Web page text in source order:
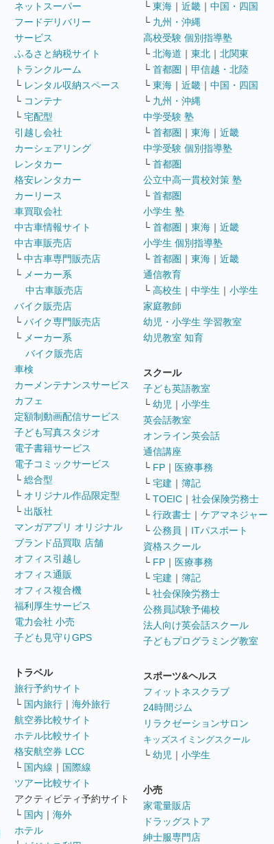
ネットスーパー
フードデリバリー
サービス
ふるさと納税サイト
トランクルーム
└ レンタル収納スペース
└ コンテナ
└ 宅配型
引越し会社
カーシェアリング
レンタカー
格安レンタカー
カーリース
車買取会社
中古車情報サイト
中古車販売店
└ 中古車専門販売店
└ メーカー系
中古車販売店
バイク販売店
└ バイク専門販売店
└ メーカー系
バイク販売店
車検
カーメンテナンスサービス
カフェ
定額制動画配信サービス
子ども写真スタジオ
電子書籍サービス
電子コミックサービス
└ 総合型
└ オリジナル作品限定型
└ 出版社
マンガアプリ オリジナル
ブランド品買取 店舗
オフィス引越し
オフィス通販
オフィス複合機
福利厚生サービス
電力会社 小売
子ども見守りGPS
トラベル
旅行予約サイト
└ 国内旅行 ｜ 海外旅行
航空券比較サイト
ホテル比較サイト
格安航空券 LCC
└ 国内線 ｜ 国際線
ツアー比較サイト
アクティビティ予約サイト
└ 国内 ｜ 海外
ホテル
└ 東海 ｜ 近畿 ｜ 中国・四国
└ 九州・沖縄
高校受験 個別指導塾
└ 北海道 ｜ 東北 ｜ 北関東
└ 首都圏 ｜ 甲信越・北陸
└ 東海 ｜ 近畿 ｜ 中国・四国
└ 九州・沖縄
中学受験 塾
└ 首都圏 ｜ 東海 ｜ 近畿
中学受験 個別指導塾
└ 首都圏
公立中高一貫校対策 塾
└ 首都圏
小学生 塾
└ 首都圏 ｜ 東海 ｜ 近畿
小学生 個別指導塾
└ 首都圏 ｜ 東海 ｜ 近畿
通信教育
└ 高校生 ｜ 中学生 ｜ 小学生
家庭教師
幼児・小学生 学習教室
幼児教室 知育
スクール
子ども英語教室
└ 幼児 ｜ 小学生
英会話教室
オンライン英会話
通信講座
└ FP ｜ 医療事務
└ 宅建 ｜ 簿記
└ TOEIC ｜ 社会保険労務士
└ 行政書士 ｜ ケアマネジャー
└ 公務員 ｜ ITパスポート
資格スクール
└ FP ｜ 医療事務
└ 宅建 ｜ 簿記
└ 社会保険労務士
公務員試験予備校
法人向け英会話スクール
子どもプログラミング教室
スポーツ&ヘルス
フィットネスクラブ
24時間ジム
リラクゼーションサロン
キッズスイミングスクール
└ 幼児 ｜ 小学生
小売
家電量販店
ドラッグストア
紳士服専門店